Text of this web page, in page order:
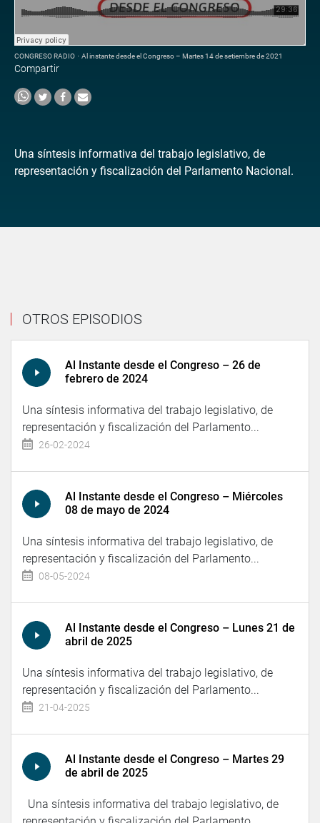
CONGRESO RADIO · Al instante desde el Congreso – Martes 14 de setiembre de 2021
Compartir
Una síntesis informativa del trabajo legislativo, de
representación y fiscalización del Parlamento Nacional.
OTROS EPISODIOS
Al Instante desde el Congreso – 26 de
febrero de 2024
Una síntesis informativa del trabajo legislativo, de
representación y fiscalización del Parlamento...
26-02-2024
Al Instante desde el Congreso – Miércoles
08 de mayo de 2024
Una síntesis informativa del trabajo legislativo, de
representación y fiscalización del Parlamento...
08-05-2024
Al Instante desde el Congreso – Lunes 21 de
abril de 2025
Una síntesis informativa del trabajo legislativo, de
representación y fiscalización del Parlamento...
21-04-2025
Al Instante desde el Congreso – Martes 29
de abril de 2025
Una síntesis informativa del trabajo legislativo, de